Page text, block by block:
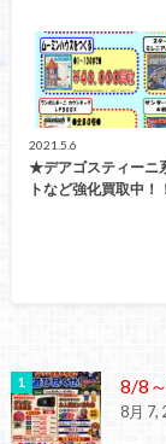
2021.5.6
★デアゴスティーニ
トなど強化買取中
8/8
8月 7,